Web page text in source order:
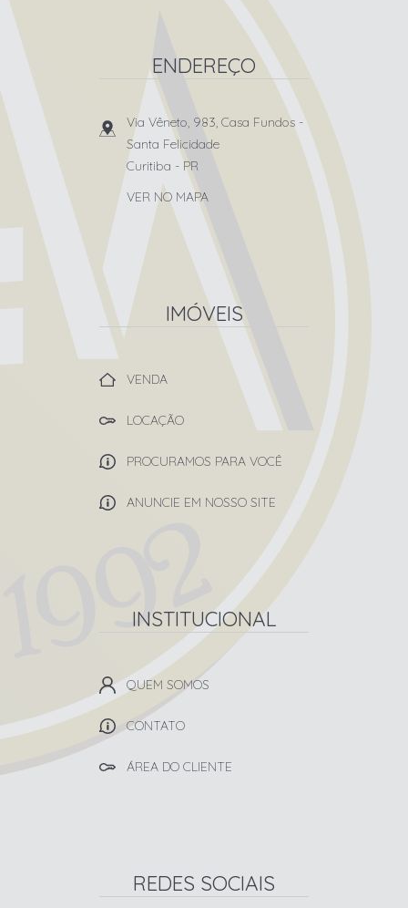
ENDEREÇO
Via Vêneto, 983, Casa Fundos -
Santa Felicidade
Curitiba - PR
VER NO MAPA
IMÓVEIS
VENDA
LOCAÇÃO
PROCURAMOS PARA VOCÊ
ANUNCIE EM NOSSO SITE
INSTITUCIONAL
QUEM SOMOS
CONTATO
ÁREA DO CLIENTE
REDES SOCIAIS